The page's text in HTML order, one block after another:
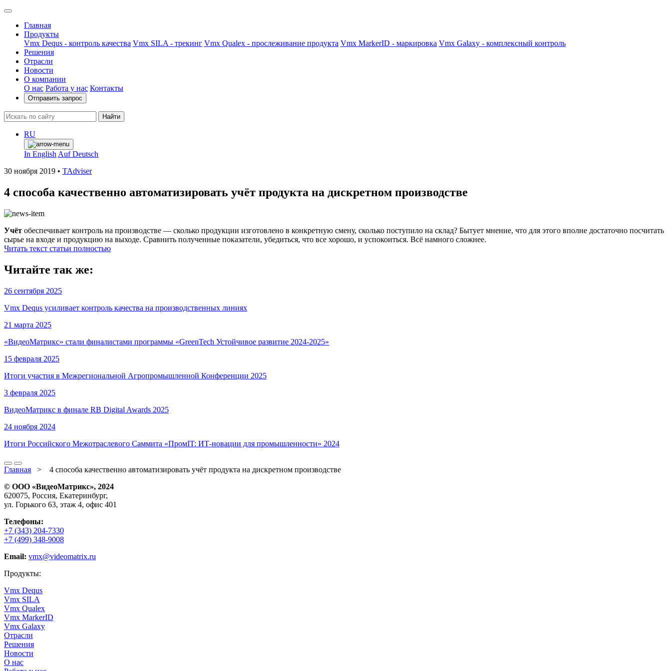
Главная
Продукты
Vmx Dequs - контроль качества Vmx SILA - трекинг Vmx Qualex - прослеживание продукта Vmx MarkerID - маркировка Vmx Galaxy - комплексный контроль
Решения
Отрасли
Новости
О компании
О нас Работа у нас Контакты
Отправить запрос
Найти
RU
In English Auf Deutsch
30 ноября 2019 • TAdviser
4 способа качественно автоматизировать учёт продукта на дискретном производстве
Учёт обеспечивает контроль на производстве — сколько продукции изготовлено в конкретную смену, сколько поступило на склад? Бытует мнение, что для этого вполне достаточно посчитать
сырье на входе и продукцию на выходе. Сравнить полученные показатели, убедиться, что все хорошо, и успокоиться. Всё намного сложнее.
Читать текст статьи полностью
Читайте так же:
26 сентября 2025
Vmx Dequs усиливает контроль качества на производственных линиях
21 марта 2025
«ВидеоМатрикс» стали финалистами программы «GreenTech Устойчивое развитие 2024-2025»
15 февраля 2025
Итоги участия в Межрегиональной Агропромышленной Конференции 2025
3 февраля 2025
ВидеоМатрикс в финале RB Digital Awards 2025
24 ноября 2024
Итоги Российского Межотраслевого Саммита «ПромIT: ИТ-новации для промышленности» 2024
Главная > 4 способа качественно автоматизировать учёт продукта на дискретном производстве
© ООО «ВидеоМатрикс», 2024
620075, Россия, Екатеринбург,
ул. Горького 63, этаж 4, офис 401
Телефоны:
+7 (343) 204-7330
+7 (499) 348-9008
Email: vmx@videomatrix.ru
Продукты:
Vmx Dequs
Vmx SILA
Vmx Qualex
Vmx MarkerID
Vmx Galaxy
Отрасли
Решения
Новости
О нас